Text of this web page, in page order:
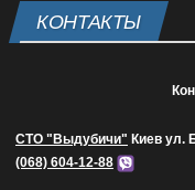
КОНТАКТЫ
СТО "Выдубичи" Киев ул.
(068) 604-12-88